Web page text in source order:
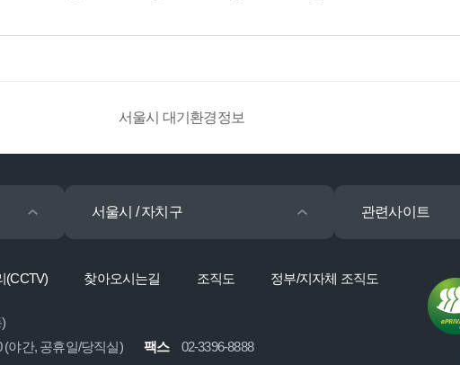
서울시 대기환경정보
서울시 / 자치구 관련사이트
(CCTV) 찾아오시는길 조직도 정부/지자체 조직도
(야간, 공휴일/당직실) 팩스
02-3396-8888